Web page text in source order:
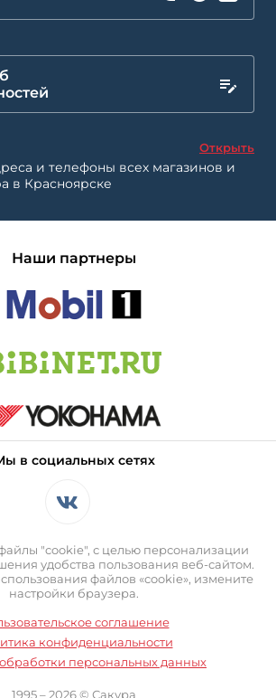
Открыть
и телефоны всех магазинов и
в Красноярске
Наши партнеры
в социальных сетях
"cookie", с целью персонализации
удобства пользования веб-сайтом.
файлов «cookie», измените
настройки браузера.
соглашение
конфиденциальности
персональных данных
1995 – 2026 © Сакура